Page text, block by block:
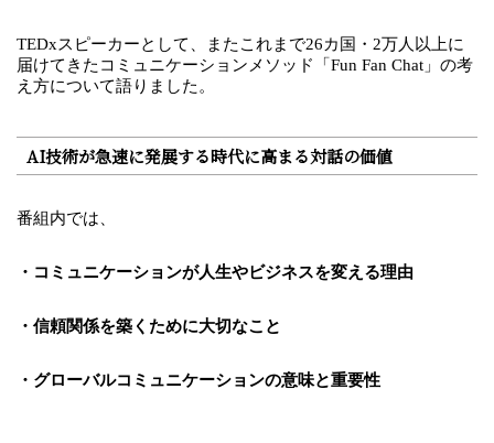
TEDxスピーカーとして、またこれまで26カ国・2万人以上に
届けてきたコミュニケーションメソッド「Fun Fan Chat」の考
え方について語りました。
AI技術が急速に発展する時代に高まる対話の価値
番組内では、
・コミュニケーションが人生やビジネスを変える理由
・信頼関係を築くために大切なこと
・グローバルコミュニケーションの意味と重要性